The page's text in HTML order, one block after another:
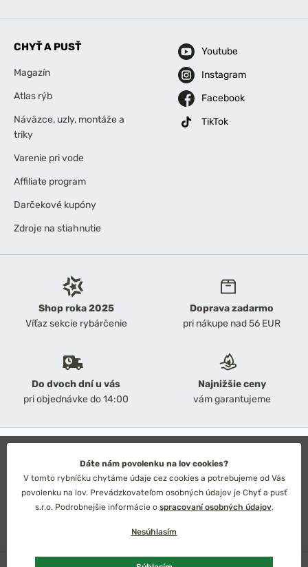
Shop roka 2025
Víťaz sekcie rybárčenie
Doprava zadarmo
pri nákupe nad 56 EUR
Do dvoch dní u vás
pri objednávke do 14:00
Najnižšie ceny
vám garantujeme
CHYŤ A PUSŤ
Magazín
Atlas rýb
Náväzce, uzly, montáže a
triky
Varenie pri vode
Affiliate program
Darčekové kupóny
Zdroje na stiahnutie
Youtube
Instagram
Facebook
TikTok
Obchodné podmienky
Ochrana osobných údajov
Technické riešenie: Simplia s.r.o.
Strategický dizajn: Petr Široký
Dáte nám povolenku na lov cookies?
V tomto rybníčku chytáme údaje cez cookies a potrebujeme od Vás
povolenku na lov. Prevádzkovateľom osobných údajov je Chyť a pusť
s.r.o. Podrobnejšie informácie o spracovaní osobných údajov.
Nesúhlasím